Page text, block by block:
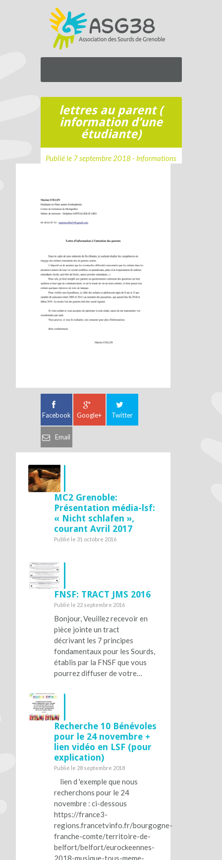
lettres au parent (
information d’une
étudiante)
Publié le 7 septembre 2018 - Informations
Facebook Google+ Twitter
Email
MC2 Grenoble:
Présentation média-lsf:
« Nicht schlafen »,
courant Avril 2017
Publié le 31 octobre 2016
FNSF: TRACT JMS 2016
Publié le 22 septembre 2016
Bonjour, Veuillez recevoir en
pièce jointe un tract
décrivant les 7 principes
fondamentaux pour les Sourds,
établis par la FNSF que vous
pourrez diffuser de votre…
Recherche 10 Bénévoles
pour le 24 novembre +
lien vidéo en LSF (pour
explication)
Publié le 28 septembre 2018
lien d 'exemple que nous
recherchons pour le 24
novembre : ci-dessous
https://france3-
regions.francetvinfo.fr/bourgogne-
franche-comte/territoire-de-
belfort/belfort/eurockeennes-
2018-musique-tous-meme-